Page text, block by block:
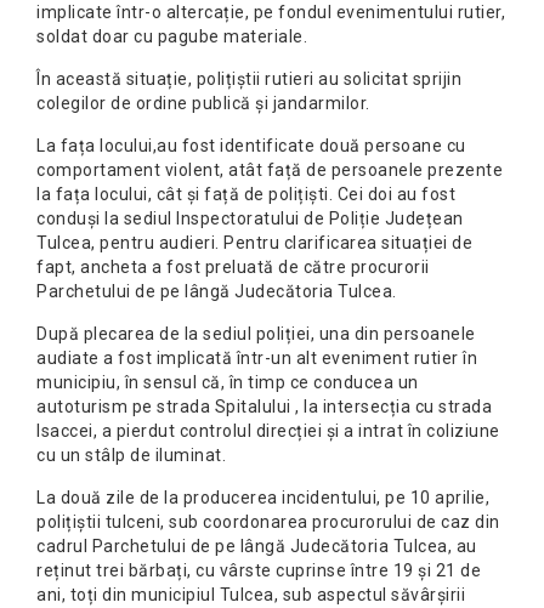
implicate într-o altercație, pe fondul evenimentului rutier,
soldat doar cu pagube materiale.
În această situație, polițiștii rutieri au solicitat sprijin
colegilor de ordine publică și jandarmilor.
La fața locului,au fost identificate două persoane cu
comportament violent, atât față de persoanele prezente
la fața locului, cât și față de polițiști. Cei doi au fost
conduși la sediul Inspectoratului de Poliție Județean
Tulcea, pentru audieri. Pentru clarificarea situației de
fapt, ancheta a fost preluată de către procurorii
Parchetului de pe lângă Judecătoria Tulcea.
După plecarea de la sediul poliției, una din persoanele
audiate a fost implicată într-un alt eveniment rutier în
municipiu, în sensul că, în timp ce conducea un
autoturism pe strada Spitalului , la intersecția cu strada
Isaccei, a pierdut controlul direcției și a intrat în coliziune
cu un stâlp de iluminat.
La două zile de la producerea incidentului, pe 10 aprilie,
polițiștii tulceni, sub coordonarea procurorului de caz din
cadrul Parchetului de pe lângă Judecătoria Tulcea, au
reținut trei bărbați, cu vârste cuprinse între 19 și 21 de
ani, toți din municipiul Tulcea, sub aspectul săvârșirii